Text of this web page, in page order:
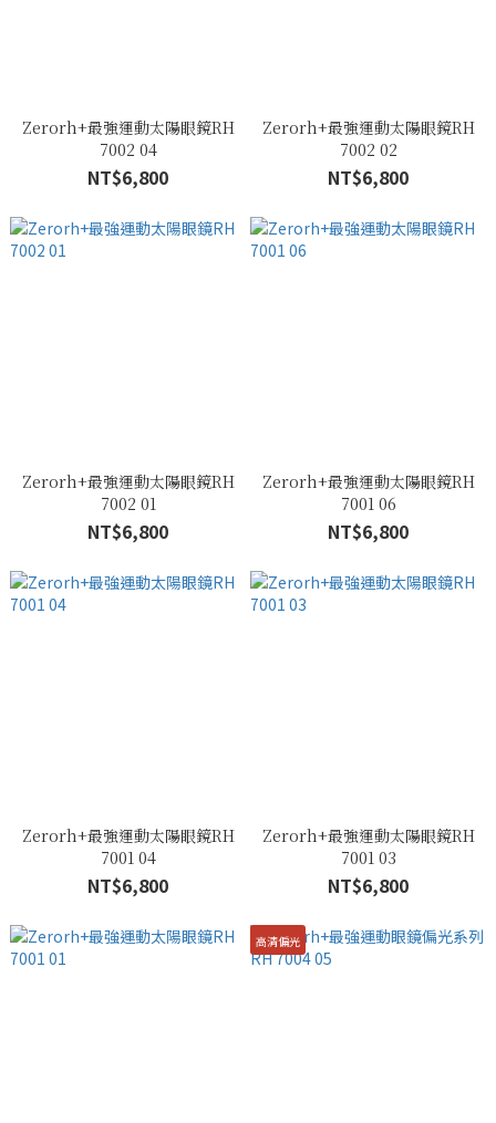
Zerorh+最強運動太陽眼鏡RH
7002 04
NT$6,800
Zerorh+最強運動太陽眼鏡RH
7002 02
NT$6,800
Zerorh+最強運動太陽眼鏡RH
7002 01
NT$6,800
Zerorh+最強運動太陽眼鏡RH
7001 06
NT$6,800
Zerorh+最強運動太陽眼鏡RH
7001 04
NT$6,800
Zerorh+最強運動太陽眼鏡RH
7001 03
NT$6,800
高清偏光